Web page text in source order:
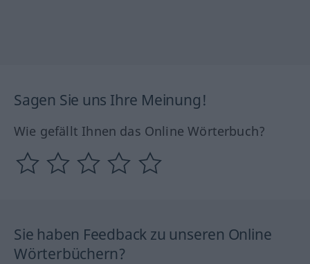
Sagen Sie uns Ihre Meinung!
Wie gefällt Ihnen das Online Wörterbuch?
Sie haben Feedback zu unseren Online
Wörterbüchern?